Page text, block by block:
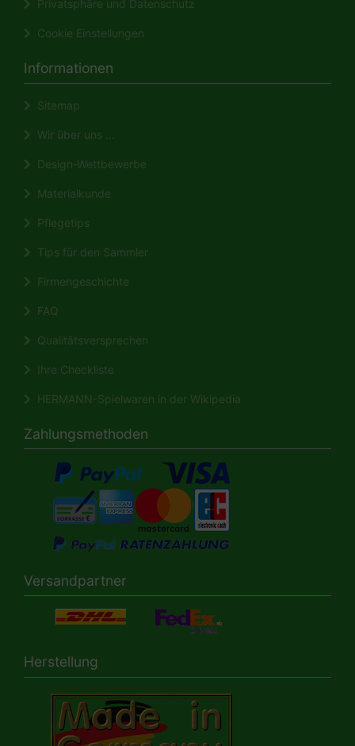
Privatsphäre und Datenschutz
Cookie Einstellungen
Informationen
Sitemap
Wir über uns ...
Design-Wettbewerbe
Materialkunde
Pflegetips
Tips für den Sammler
Firmengeschichte
FAQ
Qualitätsversprechen
Ihre Checkliste
HERMANN-Spielwaren in der Wikipedia
Zahlungsmethoden
Versandpartner
Herstellung